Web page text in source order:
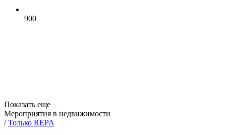
900
Показать еще
Мероприятия в недвижимости
/ Только REPA